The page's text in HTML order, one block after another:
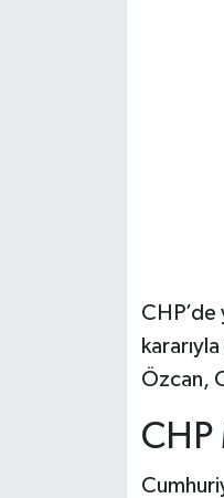
CHP’de
Özcan,
CHP
Ulusal Haberler
Teknoloji
Siyaset Haberleri